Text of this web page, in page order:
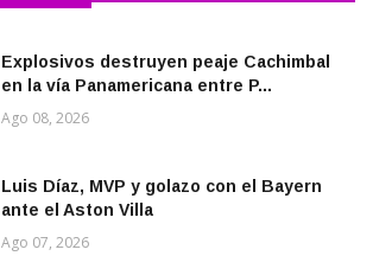
Explosivos destruyen peaje Cachimbal
en la vía Panamericana entre P...
Ago 08, 2026
Luis Díaz, MVP y golazo con el Bayern
ante el Aston Villa
Ago 07, 2026